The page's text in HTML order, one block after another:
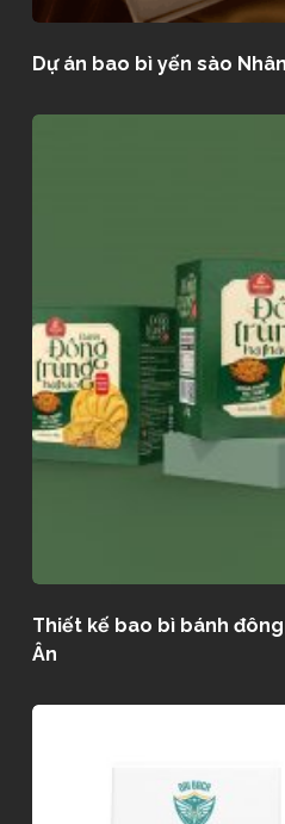
Dự án bao bì yến sào
Thiết kế bao bì bánh
Ân